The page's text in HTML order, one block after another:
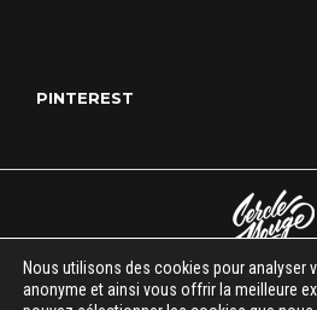
PINTEREST
Cercle Rouge Store|Mentions légales |
Nous utilisons des cookies pour analyser
anonyme et ainsi vous offrir la meilleure